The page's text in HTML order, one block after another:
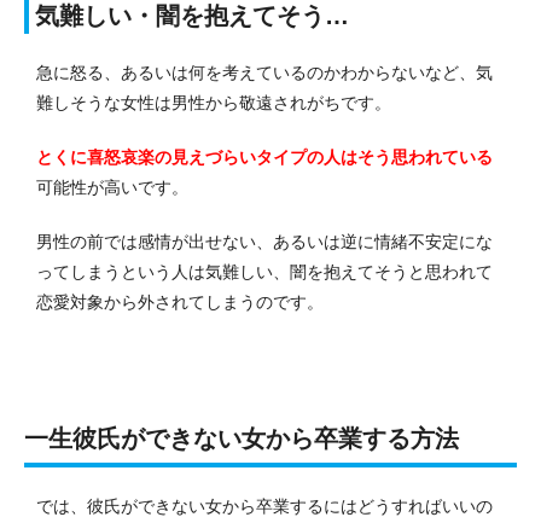
気難しい・闇を抱えてそう…
急に怒る、あるいは何を考えているのかわからないなど、気
難しそうな女性は男性から敬遠されがちです。
とくに喜怒哀楽の見えづらいタイプの人はそう思われている
可能性が高いです。
男性の前では感情が出せない、あるいは逆に情緒不安定にな
ってしまうという人は気難しい、闇を抱えてそうと思われて
恋愛対象から外されてしまうのです。
一生彼氏ができない女から卒業する方法
では、彼氏ができない女から卒業するにはどうすればいいの